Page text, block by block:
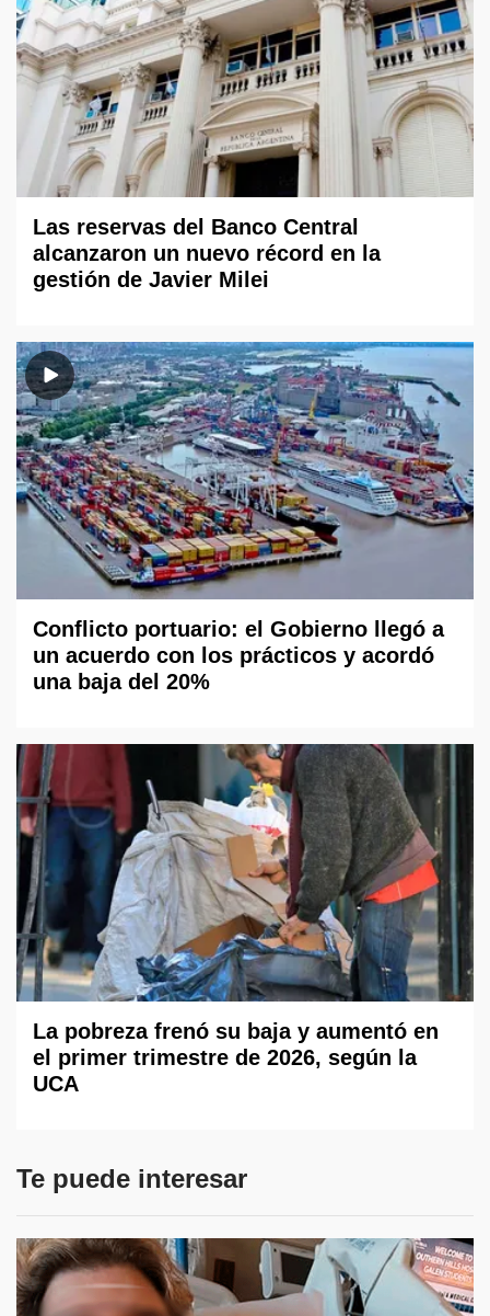
Las reservas del Banco Central
alcanzaron un nuevo récord en la
gestión de Javier Milei
Conflicto portuario: el Gobierno llegó a
un acuerdo con los prácticos y acordó
una baja del 20%
La pobreza frenó su baja y aumentó en
el primer trimestre de 2026, según la
UCA
Te puede interesar